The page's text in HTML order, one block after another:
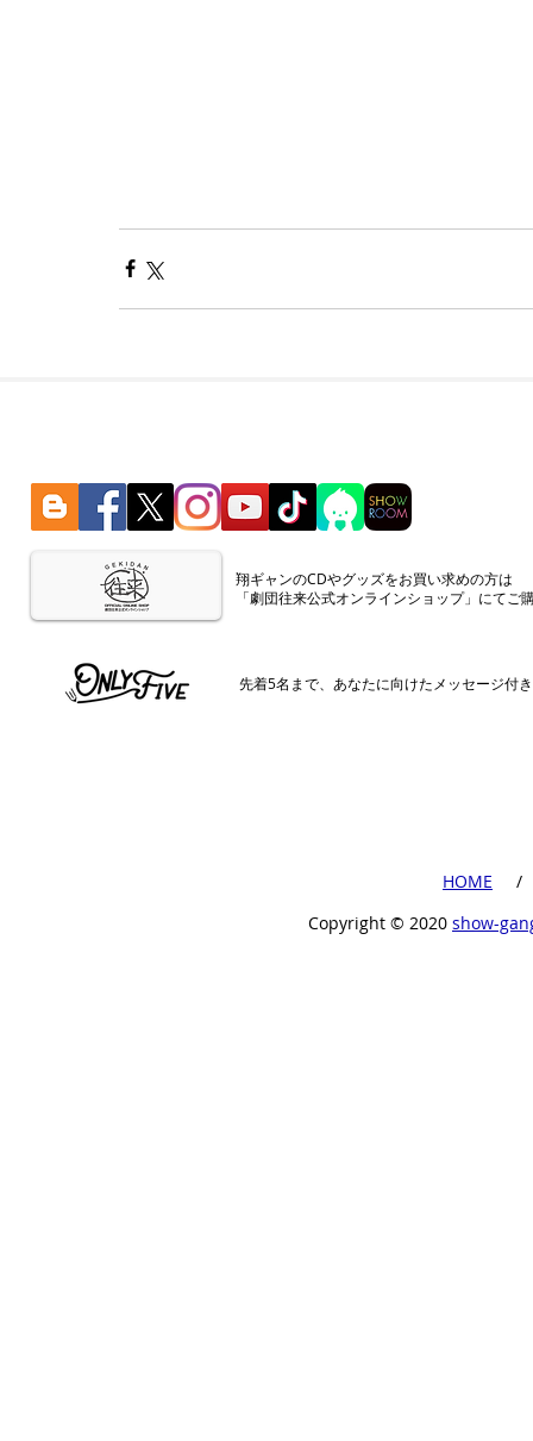
​翔ギャンのCDやグッズをお買い求めの方は
「劇団往来公式オンラインショップ」にてご
先着5名まで、あなたに向けたメッセージ付
​HOME
​ /
Copyright ©︎ 2020 show-